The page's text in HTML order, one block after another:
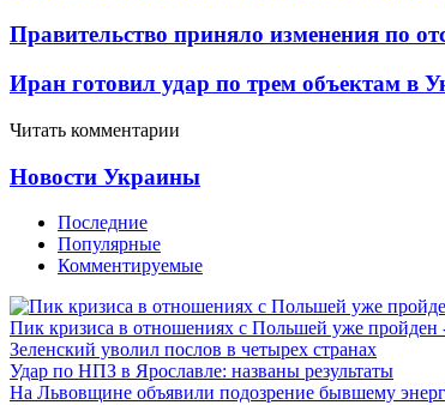
Правительство приняло изменения по
Иран готовил удар по трем объектам в
Читать комментарии
Новости Украины
Последние
Популярные
Комментируемые
Пик кризиса в отношениях с Польшей уже пройден
Зеленский уволил послов в четырех странах
Удар по НПЗ в Ярославле: названы результаты
На Львовщине объявили подозрение бывшему